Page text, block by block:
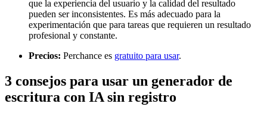
que la experiencia del usuario y la calidad del resultado
pueden ser inconsistentes. Es más adecuado para la
experimentación que para tareas que requieren un resultado
profesional y constante.
Precios: Perchance es gratuito para usar.
3 consejos para usar un generador de
escritura con IA sin registro